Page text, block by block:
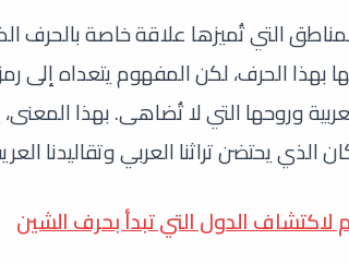
التي تُميزها علاقة خاصة بالحرف
بهذا الحرف، لكن المفهوم يتعداه إلى
وروحها التي لا تُضاهى. بهذا
الذي يحتضن تراثنا العربي وتقاليدنا
لاكتشاف الدول التي تبدأ بحرف الشين